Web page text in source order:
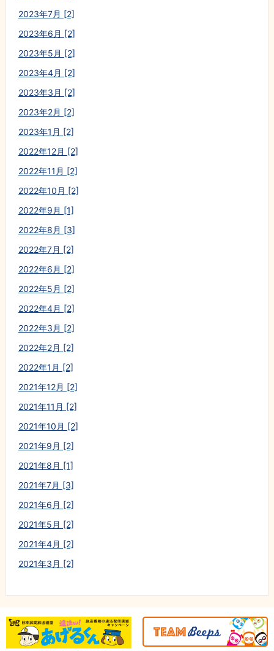
2023年7月 [2]
2023年6月 [2]
2023年5月 [2]
2023年4月 [2]
2023年3月 [2]
2023年2月 [2]
2023年1月 [2]
2022年12月 [2]
2022年11月 [2]
2022年10月 [2]
2022年9月 [1]
2022年8月 [3]
2022年7月 [2]
2022年6月 [2]
2022年5月 [2]
2022年4月 [2]
2022年3月 [2]
2022年2月 [2]
2022年1月 [2]
2021年12月 [2]
2021年11月 [2]
2021年10月 [2]
2021年9月 [2]
2021年8月 [1]
2021年7月 [3]
2021年6月 [2]
2021年5月 [2]
2021年4月 [2]
2021年3月 [2]